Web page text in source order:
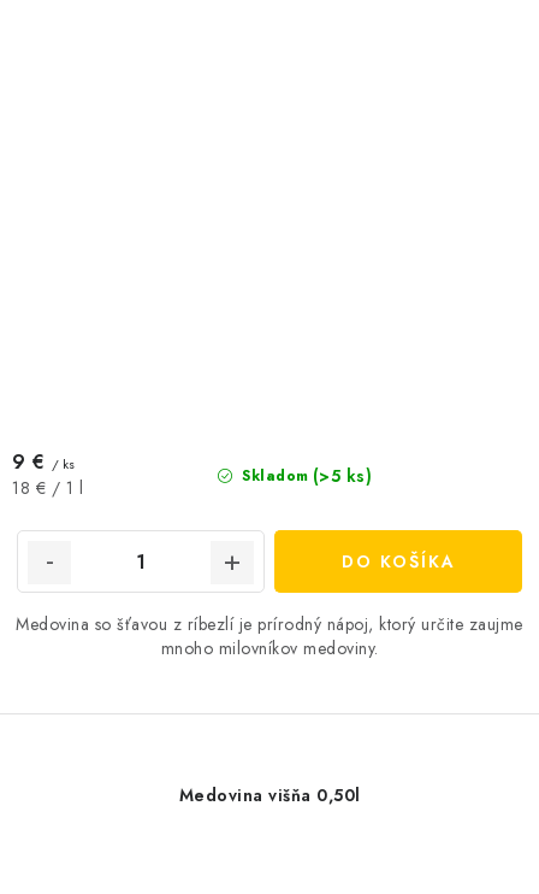
Skladom (>5 ks)
9 € / ks
Jednotková
18 € / 1 l
DO KOŠÍKA
Medovina so šťavou z ríbezlí je prírodný nápoj, ktorý určite zaujme
mnoho milovníkov medoviny.
Medovina višňa 0,50l